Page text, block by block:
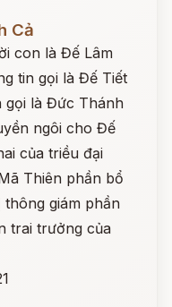
Cả
con là Đế Lâm
tin gọi là Đế Tiết
gọi là Đức Thánh
ngôi cho Đế
của triều đại
Thiên phần bổ
giám phần
trai trưởng của